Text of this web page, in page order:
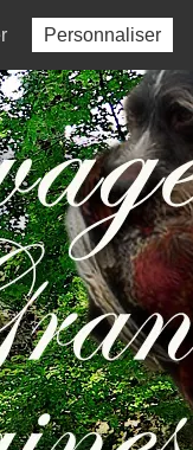
Personnaliser